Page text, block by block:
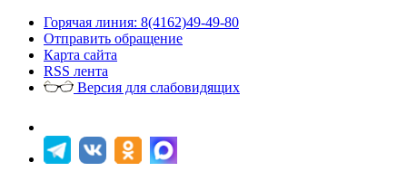
Горячая линия: 8(4162)49-49-80
Отправить обращение
Карта сайта
RSS лента
Версия для слабовидящих